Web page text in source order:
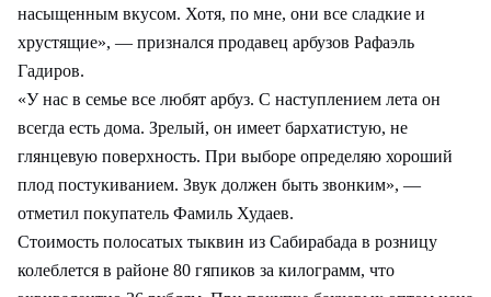
насыщенным вкусом. Хотя, по мне, они все сладкие и
хрустящие», — признался продавец арбузов Рафаэль
Гадиров.
«У нас в семье все любят арбуз. С наступлением лета он
всегда есть дома. Зрелый, он имеет бархатистую, не
глянцевую поверхность. При выборе определяю хороший
плод постукиванием. Звук должен быть звонким», —
отметил покупатель Фамиль Худаев.
Стоимость полосатых тыквин из Сабирабада в розницу
колеблется в районе 80 гяпиков за килограмм, что